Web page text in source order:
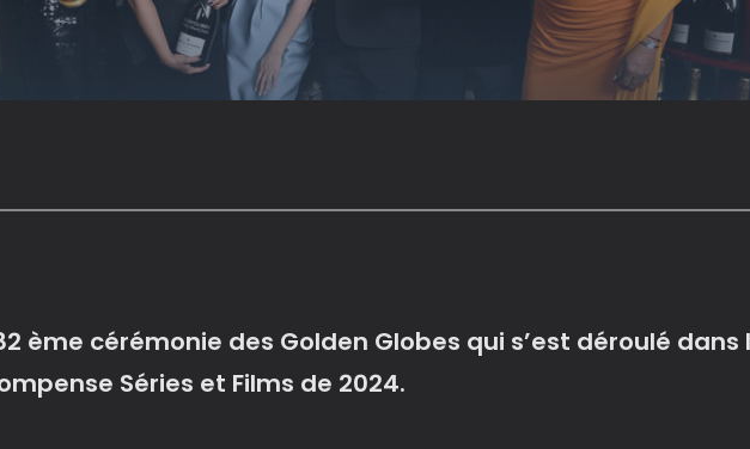
ème cérémonie des Golden Globes qui s’est déroulé dans
Séries et Films de 2024.